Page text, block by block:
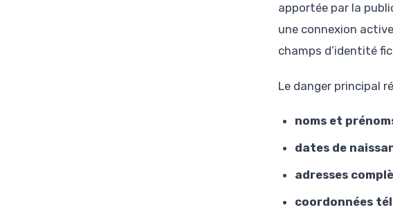
apportée par la
une connexion
champs d’identité
Le danger principal
noms et
dates de
adresses
coordonnées